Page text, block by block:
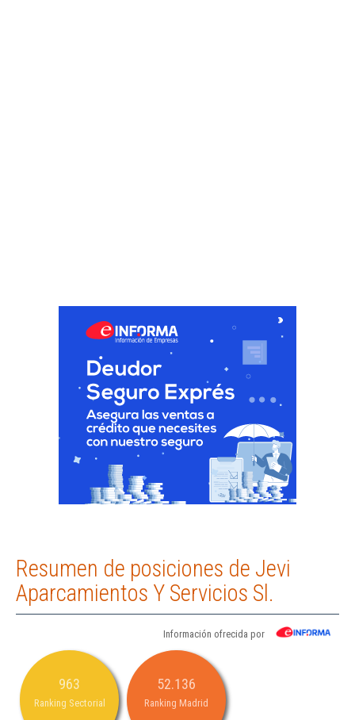
Resumen de posiciones de Jevi
Aparcamientos Y Servicios Sl.
Información ofrecida por
963
Ranking Sectorial
52.136
Ranking Madrid